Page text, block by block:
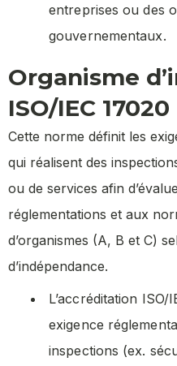
entreprises ou des
gouvernementaux.
Organisme
ISO/IEC 17020
Cette norme définit les
qui réalisent des
ou de services afin
réglementations et aux
d’organismes (A, B et C)
d’indépendance.
L’accréditation
exigence
inspections (ex.